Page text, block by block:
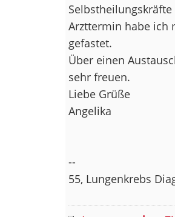
Arzttermin habe ich
gefastet.
Über einen
sehr freuen.
Liebe Grüße
Angelika
--
55, Lungenkrebs